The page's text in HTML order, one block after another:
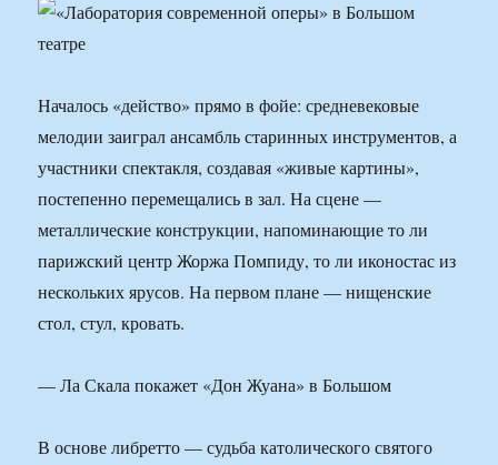
Началось «действо» прямо в фойе: средневековые
мелодии заиграл ансамбль старинных инструментов, а
участники спектакля, создавая «живые картины»,
постепенно перемещались в зал. На сцене —
металлические конструкции, напоминающие то ли
парижский центр Жоржа Помпиду, то ли иконостас из
нескольких ярусов. На первом плане — нищенские
стол, стул, кровать.
— Ла Скала покажет «Дон Жуана» в Большом
В основе либретто — судьба католического святого